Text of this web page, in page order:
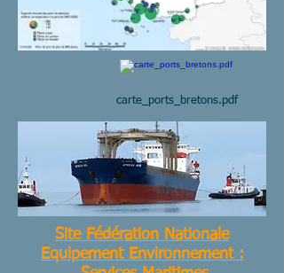
carte_ports_bretons.pdf
Site Fédération Nationale
Equipement Environnement :